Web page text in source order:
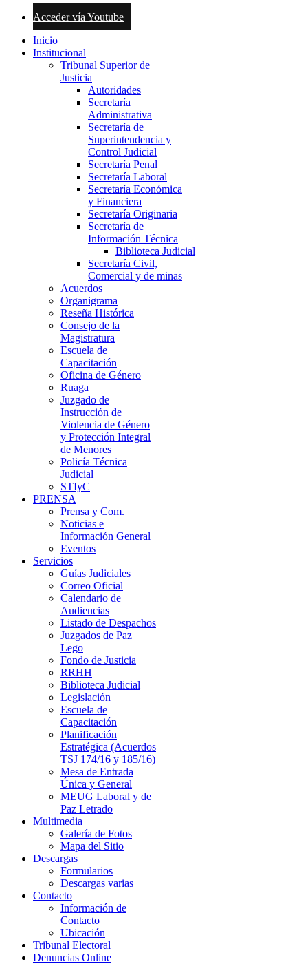
Acceder vía Youtube
Inicio
Institucional
Tribunal Superior de
Justicia
Autoridades
Secretaría
Administrativa
Secretaría de
Superintendencia y
Control Judicial
Secretaría Penal
Secretaría Laboral
Secretaría Económica
y Financiera
Secretaría Originaria
Secretaría de
Información Técnica
Biblioteca Judicial
Secretaría Civil,
Comercial y de minas
Acuerdos
Organigrama
Reseña Histórica
Consejo de la
Magistratura
Escuela de
Capacitación
Oficina de Género
Ruaga
Juzgado de
Instrucción de
Violencia de Género
y Protección Integral
de Menores
Policía Técnica
Judicial
STIyC
PRENSA
Prensa y Com.
Noticias e
Información General
Eventos
Servicios
Guías Judiciales
Correo Oficial
Calendario de
Audiencias
Listado de Despachos
Juzgados de Paz
Lego
Fondo de Justicia
RRHH
Biblioteca Judicial
Legislación
Escuela de
Capacitación
Planificación
Estratégica (Acuerdos
TSJ 174/16 y 185/16)
Mesa de Entrada
Única y General
MEUG Laboral y de
Paz Letrado
Multimedia
Galería de Fotos
Mapa del Sitio
Descargas
Formularios
Descargas varias
Contacto
Información de
Contacto
Ubicación
Tribunal Electoral
Denuncias Online